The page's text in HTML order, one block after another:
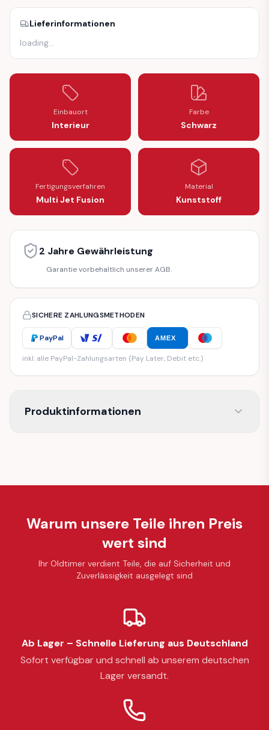
Lieferinformationen
loading…
Einbauort
Interieur
Farbe
Schwarz
Fertigungsverfahren
Multi Jet Fusion
Material
Kunststoff
2 Jahre Gewährleistung
Garantie vorbehaltlich unserer AGB.
SICHERE ZAHLUNGSMETHODEN
PayPal AMEX
inkl. alle PayPal-Zahlungsarten (Pay Later, Debit etc.)
Produktinformationen
Warum unsere Teile ihren Preis
wert sind
Ihr Oldtimer verdient Teile, die auf Sicherheit und
Zuverlässigkeit ausgelegt sind
Ab Lager – Schnelle Lieferung aus Deutschland
Sofort verfügbar und schnell ab unserem deutschen
Lager versandt.